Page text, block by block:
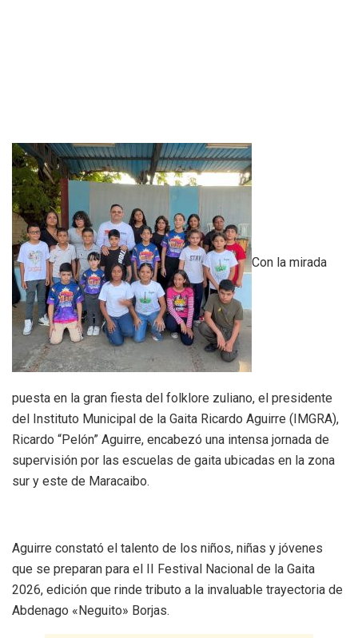
Con la mirada
puesta en la gran fiesta del folklore zuliano, el presidente
del Instituto Municipal de la Gaita Ricardo Aguirre (IMGRA),
Ricardo “Pelón” Aguirre, encabezó una intensa jornada de
supervisión por las escuelas de gaita ubicadas en la zona
sur y este de Maracaibo.
‎Aguirre constató el talento de los niños, niñas y jóvenes
que se preparan para el II Festival Nacional de la Gaita
2026, edición que rinde tributo a la invaluable trayectoria de
Abdenago «Neguito» Borjas.